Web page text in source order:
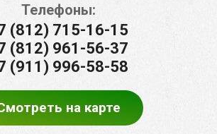
Телефоны:
(812) 715-16-15
(812) 961-56-37
(911) 996-58-58
на карте